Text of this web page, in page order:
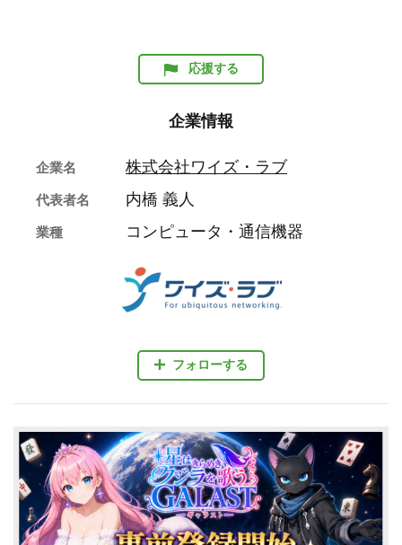
応援する
企業情報
フォローする
企業名 株式会社ワイズ・ラブ
代表者名 内橋 義人
業種 コンピュータ・通信機器